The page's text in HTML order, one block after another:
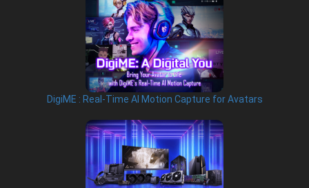
DigiME : Real-Time AI Motion Capture for Avatars